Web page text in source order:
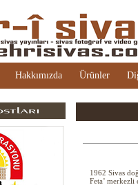
Hakkımızda Ürünler
1962 Sivas
Feta’